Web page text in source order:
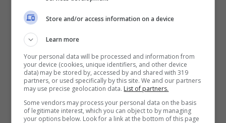
Già lo scorso Aprile lo Stato aveva
riconosciuto a Rebecca il cambio di genere
e si era provveduto al cambio del nome
effettivo. Mancava dunque, come
accennato anche da lei ai tempi, un ultimo
passaggio che è arrivato in questi giorni.
Store and/or access information on a device
Learn more
Your personal data will be processed and information from
your device (cookies, unique identifiers, and other device
data) may be stored by, accessed by and shared with 319
partners, or used specifically by this site. We and our partners
may use precise geolocation data. List of partners.
Some vendors may process your personal data on the basis
of legitimate interest, which you can object to by managing
your options below. Look for a link at the bottom of this page